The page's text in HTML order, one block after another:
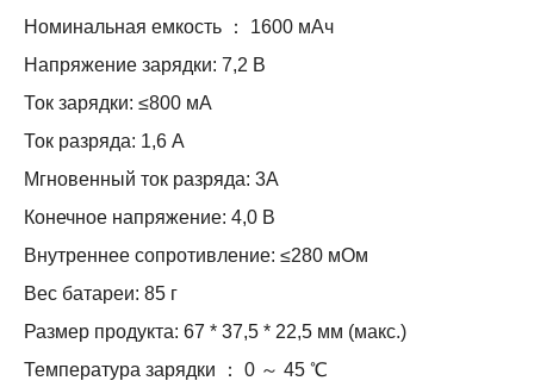
Номинальная емкость ： 1600 мАч
Напряжение зарядки: 7,2 В
Ток зарядки: ≤800 мА
Ток разряда: 1,6 А
Мгновенный ток разряда: 3А
Конечное напряжение: 4,0 В
Внутреннее сопротивление: ≤280 мОм
Вес батареи: 85 г
Размер продукта: 67 * 37,5 * 22,5 мм (макс.)
Температура зарядки ： 0 ～ 45 ℃